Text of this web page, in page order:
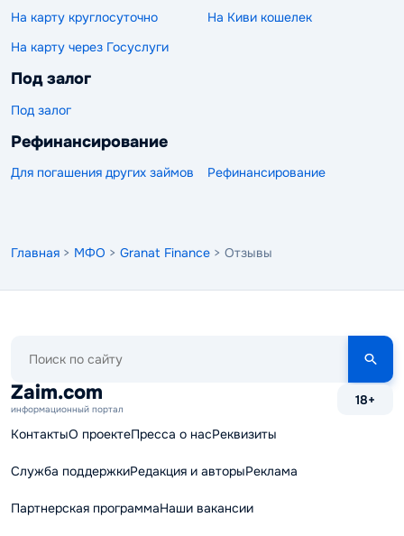
На карту круглосуточно
На Киви кошелек
На карту через Госуслуги
Под залог
Под залог
Рефинансирование
Для погашения других займов Рефинансирование
Главная > МФО > Granat Finance > Отзывы
сайту
Zaim.com
информационный портал
18+
КонтактыО проектеПресса о насРеквизиты
Служба поддержкиРедакция и авторыРеклама
Партнерская программаНаши вакансии